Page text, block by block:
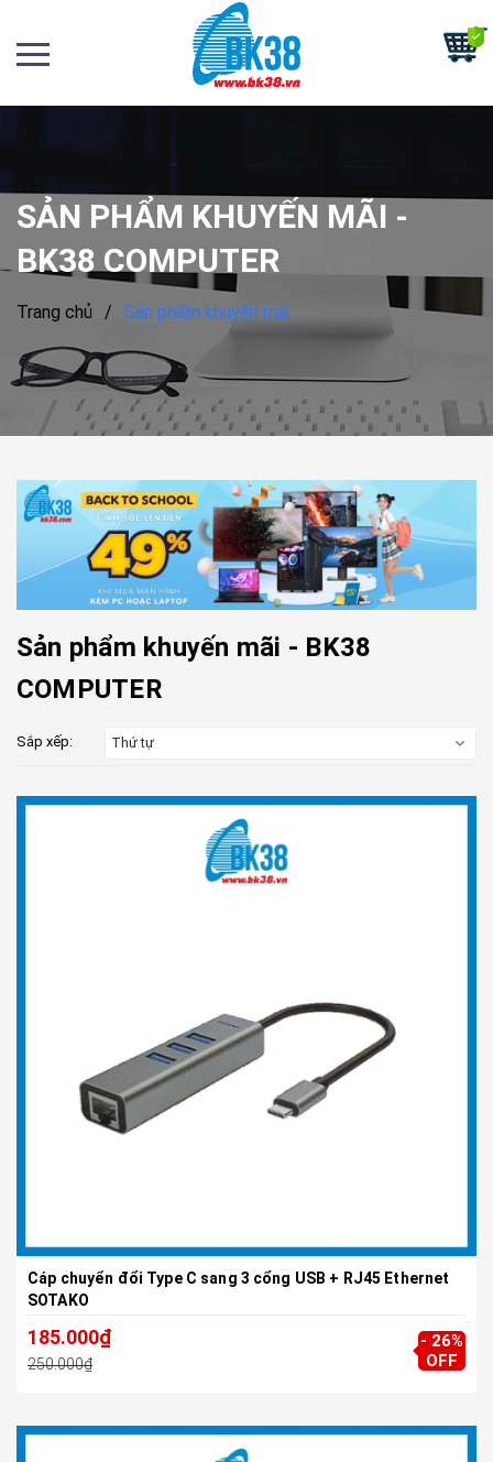
SẢN PHẨM KHUYẾN MÃI -
BK38 COMPUTER
Trang chủ / Sản phẩm khuyến mãi
Sản phẩm khuyến mãi - BK38
COMPUTER
Sắp xếp: Thứ tự
Cáp chuyển đổi Type C sang 3 cổng USB + RJ45 Ethernet
SOTAKO
185.000₫
250.000₫
- 26%
OFF